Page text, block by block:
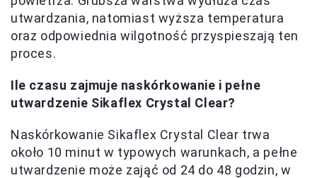
utwardzania, natomiast wyższa temperatura
oraz odpowiednia wilgotność przyspieszają ten
proces.
Ile czasu zajmuje naskórkowanie i pełne
utwardzenie Sikaflex Crystal Clear?
Naskórkowanie Sikaflex Crystal Clear trwa
około 10 minut w typowych warunkach, a pełne
utwardzenie może zająć od 24 do 48 godzin, w